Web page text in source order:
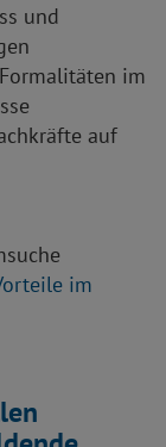
und
im
auf
im